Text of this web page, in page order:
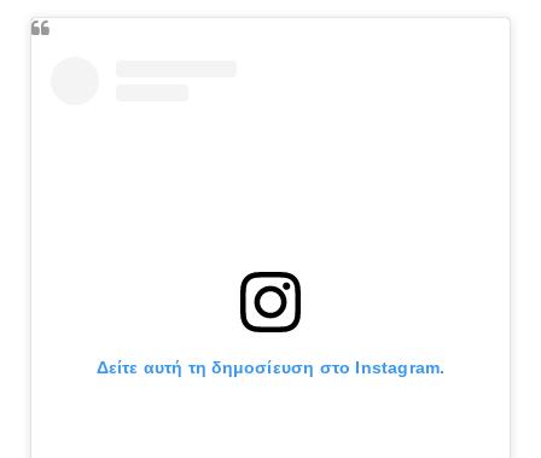
Δείτε αυτή τη δημοσίευση στο Instagram.